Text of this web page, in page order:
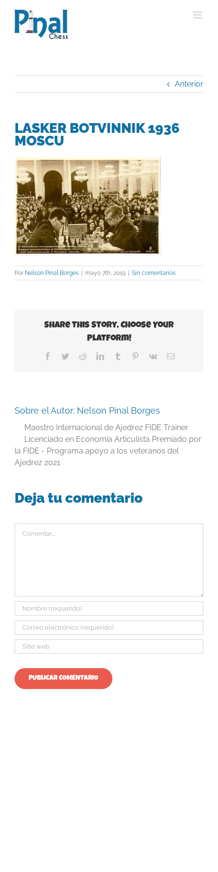
contenido
Anterior
LASKER BOTVINNIK 1936
MOSCU
Por Nelson Pinal Borges | mayo 7th, 2019 | Sin comentarios
Share This Story, Choose Your
Platform!
Facebook
TwitterRedditLinkedInTumblr Pinterest
Vk
Correo
Sobre el Autor: Nelson Pinal Borges
Maestro Internacional de Ajedrez FIDE Trainer
Licenciado en Economía Articulista Premiado por
la FIDE - Programa apoyo a los veteranos del
Ajedrez 2021
Deja tu comentario